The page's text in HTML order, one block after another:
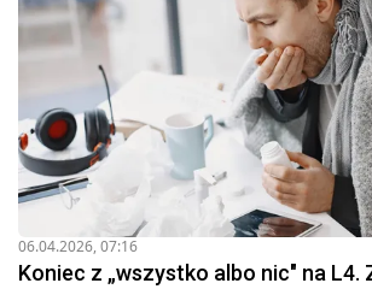
06.04.2026, 07:16
Koniec z „wszystko albo nic" na L4.